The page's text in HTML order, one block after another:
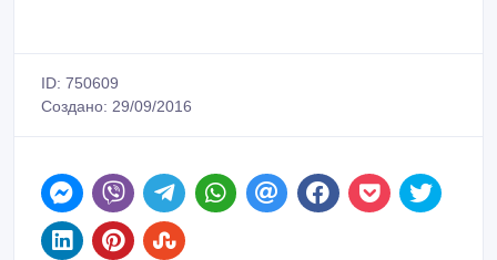
ID: 750609
Создано: 29/09/2016